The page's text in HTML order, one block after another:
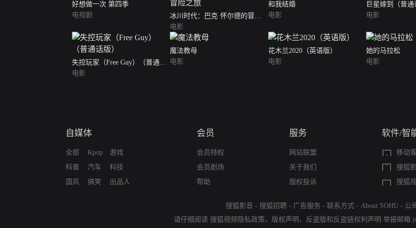
好想做一次 第四季
电视剧
冰川时代：巴克·怀尔德的冒险
之旅
电影
和我结婚
电影
巨星嫁到（普通
电影
失控玩家（Free Guy）（普通话
版）
电影
魔法教母
电影
花木兰2020（英语版）
电影
她的马拉松
电影
自媒体
全部
科普
国风
Kpop
汽车
搞笑
游戏
科技
出品人
会员
会员特权
会员剧场
帮助
服务
网站联盟
关于我们
版权投诉
软件/智
移动
搜狐
搜狐
搜狐影音 - 搜狐招聘 - 广告服务 - 联系方式 - About SOHU - 公
请仔细阅读 搜狐视频隐私政策、 版权声明 、 反盗版和反盗链权利声明 举报邮箱